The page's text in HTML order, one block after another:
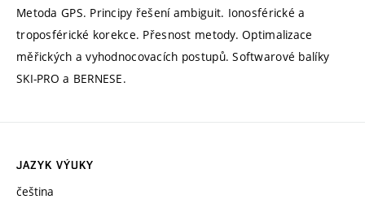
Metoda GPS. Principy řešení ambiguit. Ionosférické a
troposférické korekce. Přesnost metody. Optimalizace
měřických a vyhodnocovacích postupů. Softwarové balíky
SKI-PRO a BERNESE.
JAZYK VÝUKY
čeština